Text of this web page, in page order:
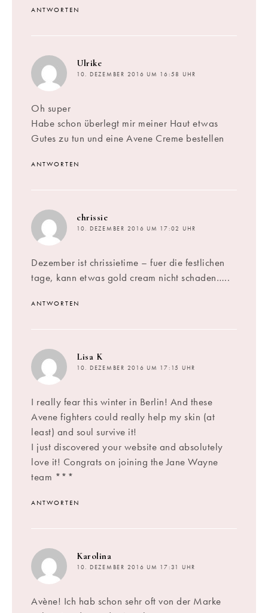
ANTWORTEN
Ulrike
10. DEZEMBER 2016 UM 16:58 UHR
Oh super
Habe schon überlegt mir meiner Haut etwas
Gutes zu tun und eine Avene Creme bestellen
ANTWORTEN
chrissie
10. DEZEMBER 2016 UM 17:02 UHR
Dezember ist chrissietime – fuer die festlichen
tage, kann etwas gold cream nicht schaden…..
ANTWORTEN
Lisa K
10. DEZEMBER 2016 UM 17:15 UHR
I really fear this winter in Berlin! And these
Avene fighters could really help my skin (at
least) and soul survive it!
I just discovered your website and absolutely
love it! Congrats on joining the Jane Wayne
team ***
ANTWORTEN
Karolina
10. DEZEMBER 2016 UM 17:31 UHR
Avène! Ich hab schon sehr oft von der Marke